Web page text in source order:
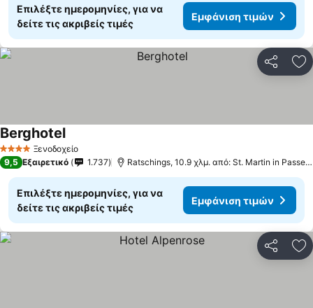
Επιλέξτε ημερομηνίες, για να
δείτε τις ακριβείς τιμές
Εμφάνιση τιμών
4 ΑστέριαΞενοδοχείο
Berghotel
9,5 Εξαιρετικό 1.737 Ratschings, 10.9 χλμ. από: St. Martin in Passeier
Επιλέξτε ημερομηνίες, για να
δείτε τις ακριβείς τιμές
Εμφάνιση τιμών